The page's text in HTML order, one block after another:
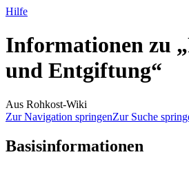
Hilfe
Informationen zu
und Entgiftung“
Aus Rohkost-Wiki
Zur Navigation springenZur Suche
Basisinformationen